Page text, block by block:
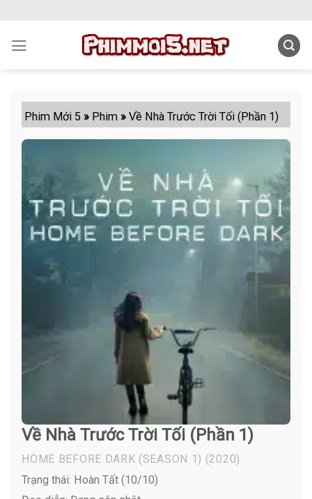
content
Phim Mới 5 » Phim »Về Nhà Trước Trời Tối (Phần 1)
Về Nhà Trước Trời Tối (Phần 1)
HOME BEFORE DARK (SEASON 1) (2020)
Trạng thái: Hoàn Tất (10/10)